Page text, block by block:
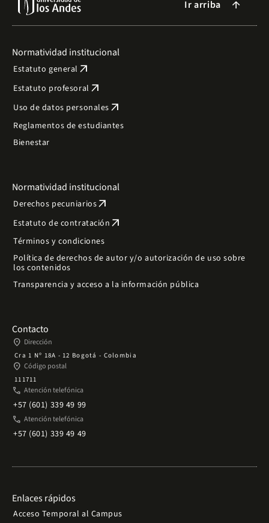
Ir arriba arrow_forward
Normatividad institucional
Estatuto general arrow_outward
Estatuto profesoral arrow_outward
Uso de datos personales arrow_outward
Reglamentos de estudiantes
Bienestar
Normatividad institucional
Derechos pecuniariosarrow_outward
Estatuto de contratación arrow_outward
Términos y condiciones
Política de derechos de autor y/o autorización de uso sobre
los contenidos
Transparencia y acceso a la información pública
Contacto
place Dirección
Cra 1 Nº 18A - 12 Bogotá - Colombia
place Código postal
111711
phone Atención telefónica
+57 (601) 339 49 99
phone Atención telefónica
+57 (601) 339 49 49
Enlaces rápidos
Acceso Temporal al Campus